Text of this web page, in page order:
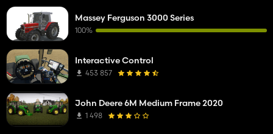
Massey Ferguson 3000 Series
100%
Interactive Control
453 857
John Deere 6M Medium Frame 2020
1 498